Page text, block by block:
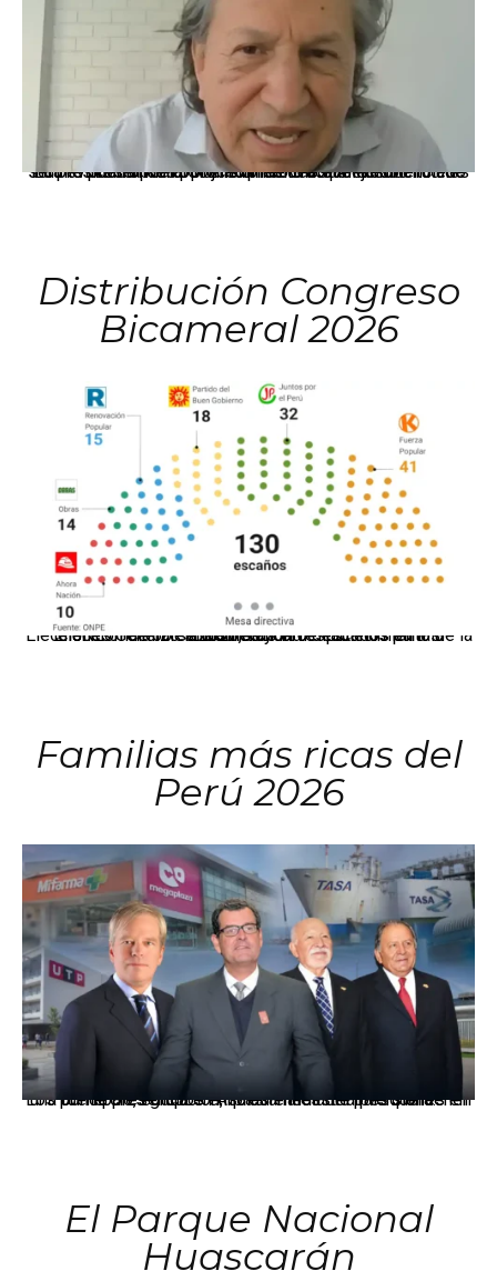
La presidenta Keiko Fujimori informó que la solicitud de indulto presentada por el expresidente Alejandro Toledo será evaluada por la Comisión de Gracias Presidenciales conforme al procedimiento establecido.
Distribución Congreso
Bicameral 2026
El JNE oficializó la distribución de escaños para la elección de 60 senadores y 130 diputados en las Elecciones Generales 2026, tras el restablecimiento de la Bicameralidad.
Familias más ricas del
Perú 2026
Los principales grupos empresariales del país mantienen una fuerte presencia en Áncash mediante inversiones en comercio, educación, salud e industria pesquera.
El Parque Nacional
Huascarán